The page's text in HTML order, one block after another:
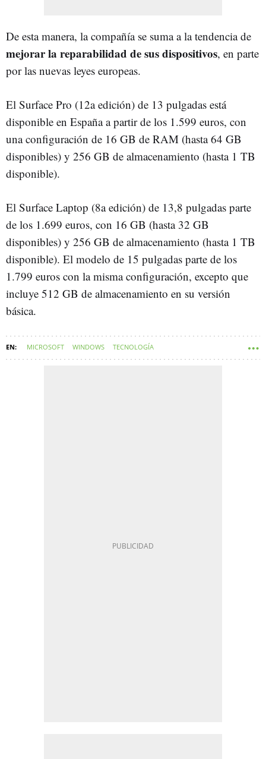
De esta manera, la compañía se suma a la tendencia de
mejorar la reparabilidad de sus dispositivos, en parte
por las nuevas leyes europeas.
El Surface Pro (12a edición) de 13 pulgadas está
disponible en España a partir de los 1.599 euros, con
una configuración de 16 GB de RAM (hasta 64 GB
disponibles) y 256 GB de almacenamiento (hasta 1 TB
disponible).
El Surface Laptop (8a edición) de 13,8 pulgadas parte
de los 1.699 euros, con 16 GB (hasta 32 GB
disponibles) y 256 GB de almacenamiento (hasta 1 TB
disponible). El modelo de 15 pulgadas parte de los
1.799 euros con la misma configuración, excepto que
incluye 512 GB de almacenamiento en su versión
básica.
MICROSOFT WINDOWS TECNOLOGÍA